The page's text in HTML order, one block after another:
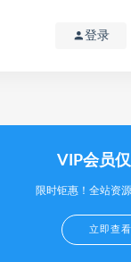
登录
VIP会员
限时钜惠！全站资
立即查看